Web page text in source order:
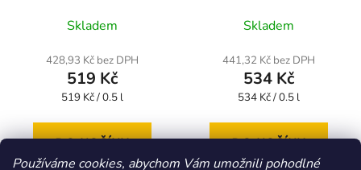
Používáme cookies, abychom Vám umožnili pohodlné
Skladem
428,93 Kč bez DPH
519 Kč
Měrná
519 Kč / 0.5 l
DO KOŠÍKU
Skladem
441,32 Kč bez DPH
534 Kč
Měrná
534 Kč / 0.5 l
DO KOŠÍKU